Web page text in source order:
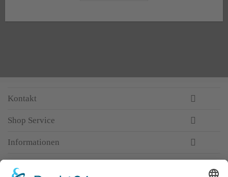
Kontakt
Shop Service
Informationen